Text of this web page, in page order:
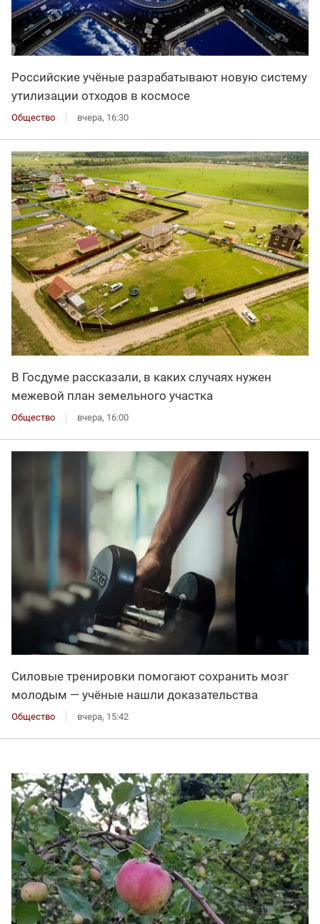
Российские учёные разрабатывают новую систему
утилизации отходов в космосе
Общество вчера, 16:30
В Госдуме рассказали, в каких случаях нужен
межевой план земельного участка
Общество вчера, 16:00
Силовые тренировки помогают сохранить мозг
молодым — учёные нашли доказательства
Общество вчера, 15:42